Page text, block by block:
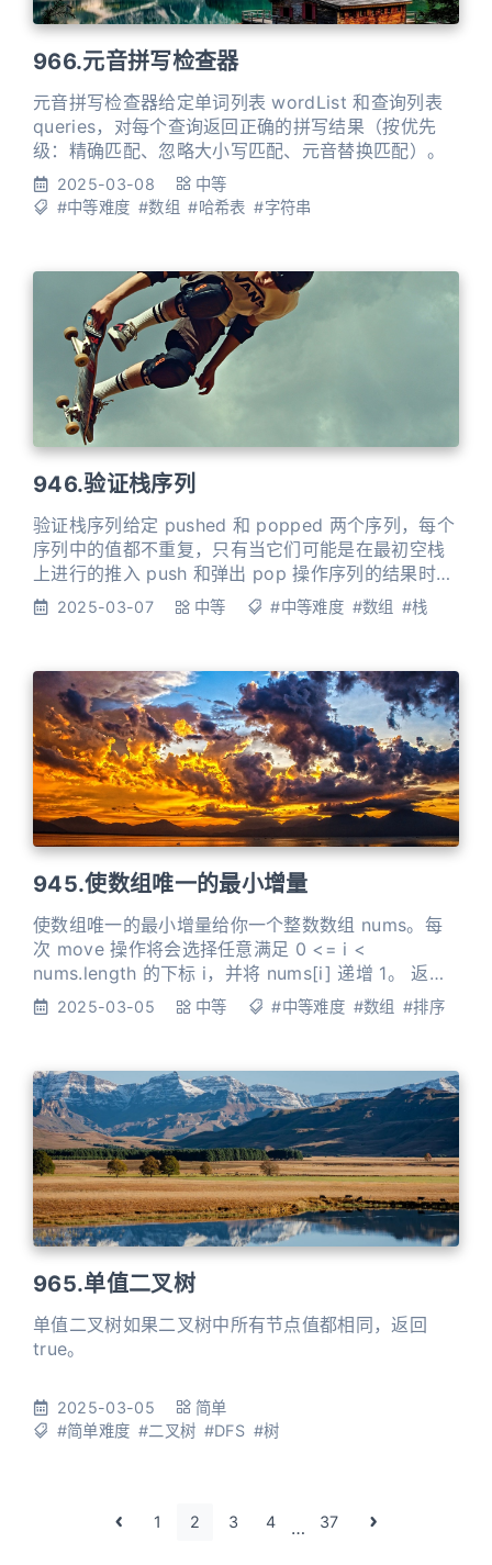
966.元音拼写检查器
元音拼写检查器给定单词列表 wordList 和查询列表
queries，对每个查询返回正确的拼写结果（按优先
级：精确匹配、忽略大小写匹配、元音替换匹配）。
2025-03-08
中等
#中等难度 #数组 #哈希表 #字符串
946.验证栈序列
验证栈序列给定 pushed 和 popped 两个序列，每个
序列中的值都不重复，只有当它们可能是在最初空栈
上进行的推入 push 和弹出 pop 操作序列的结果时，
返回 true；否则，返回 false。
2025-03-07 中等 #中等难度 #数组 #栈
945.使数组唯一的最小增量
使数组唯一的最小增量给你一个整数数组 nums。每
次 move 操作将会选择任意满足 0 <= i <
nums.length 的下标 i，并将 nums[i] 递增 1。 返回
使 nums 中的每个值都变成唯一的所需要的最少操作
数。
2025-03-05 中等 #中等难度 #数组 #排序
965.单值二叉树
单值二叉树如果二叉树中所有节点值都相同，返回
true。
2025-03-05
简单
#简单难度 #二叉树 #DFS #树
1 2 3 4 … 37